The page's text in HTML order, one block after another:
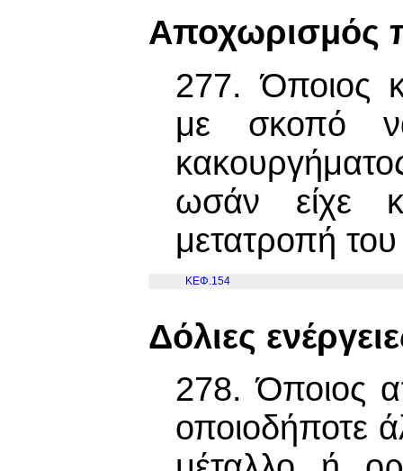
Αποχωρισμός
277. Όποιος
με σκοπό
ωσάν είχε
μετατροπή
ΚΕΦ.154
Δόλιες
278. Όποιος
οποιοδήποτε